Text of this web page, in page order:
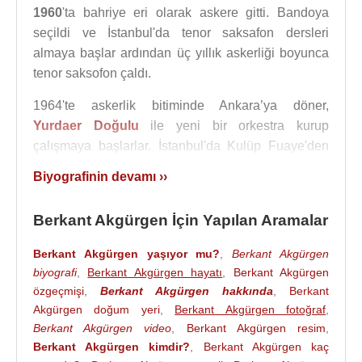
1960'ta bahriye eri olarak askere gitti. Bandoya
seçildi ve İstanbul'da tenor saksafon dersleri
almaya başlar ardından üç yıllık askerliği boyunca
tenor saksofon çaldı.
1964'te askerlik bitiminde Ankara’ya döner,
Yurdaer Doğulu ile yeni bir orkestra kurup
çalışmaya başlarlar. İstanbul'da Kulüp Fuaye'den
Uçaroğlu
yılında İlk plağı "Cici Pabucum Cici"yi yaptı. Aynı
yıl daha sonraları
Sezen Cumhur Önalile
çalışmaya başlar ve "Evvel Zaman İçinde"yi plak
yaptı. Ardından "Ah Kızlar", "Bir İçim Su", "
Doğum
Günün Kutlu Olsun", " Sana Gönül Verdim" adlı
şarkıları ile hit oldu.
Biyografinin devamı ››
Berkant Akgürgen İçin Yapılan Aramalar
Berkant Akgürgen yaşıyor mu? ,Berkant Akgürgen
biyografi, Berkant Akgürgen hayatı
Berkant Akgürgen
özgeçmişi
Berkant Akgürgen hakkında
Berkant
Akgürgen doğum yeri, Berkant Akgürgen fotoğraf
Berkant Akgürgen video
Berkant Akgürgen resim
Berkant Akgürgen kimdir?
Berkant Akgürgen kaç